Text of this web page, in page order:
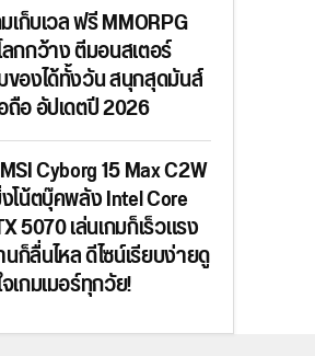
เก็บเวล ฟรี MMORPG
กกว้าง ตีมอนสเตอร์
องได้ทั้งวัน สนุกสุดมันส์
อ อัปเดตปี 2026
Cyborg 15 Max C2W
โน้ตบุ๊คพลัง Intel Core
5070 เล่นเกมก็เร็วแรง
ก็ลื่นไหล ดีไซน์เรียบง่ายดู
เกมเมอร์ทุกวัย!